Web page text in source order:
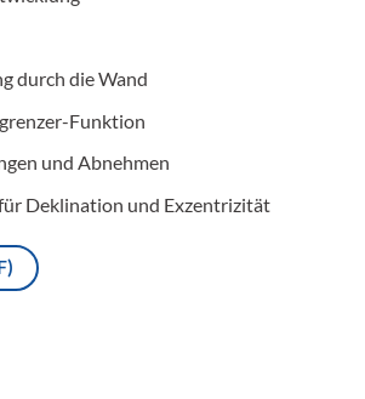
durch die Wand
Funktion
und Abnehmen
Deklination und Exzentrizität